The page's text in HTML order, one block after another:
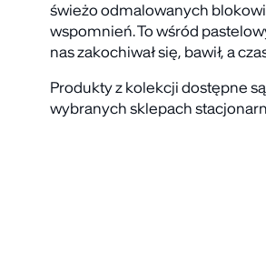
świeżo odmalowanych
wspomnień. To wśród
nas zakochiwał się, bawił, a
Produkty z kolekcji dostępne
wybranych sklepach